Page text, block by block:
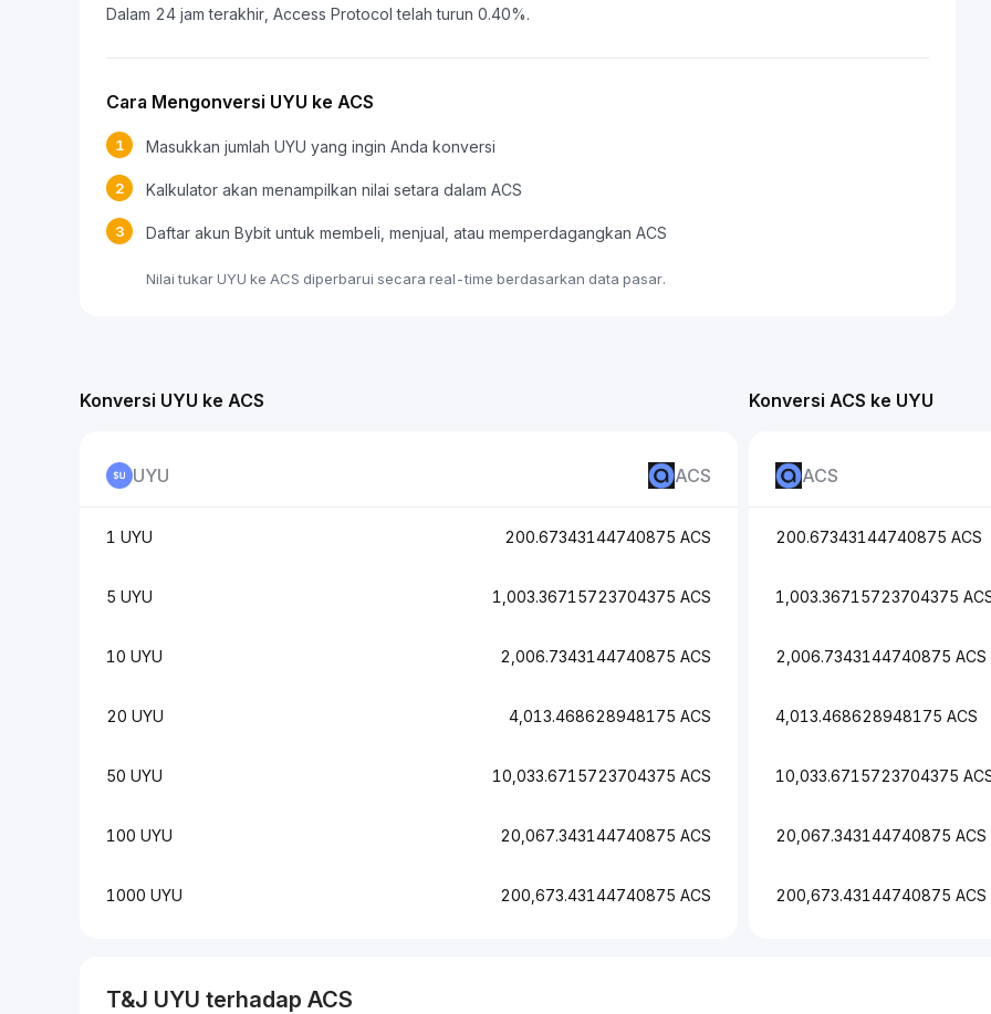
Dalam 24 jam terakhir, Access Protocol telah turun 0.40%.
Cara Mengonversi UYU ke ACS
1 Masukkan jumlah UYU yang ingin Anda konversi
2 Kalkulator akan menampilkan nilai setara dalam ACS
3 Daftar akun Bybit untuk membeli, menjual, atau memperdagangkan ACS
Nilai tukar UYU ke ACS diperbarui secara real-time berdasarkan data pasar.
Konversi ACS ke UYU
ACS
200.67343144740875 ACS
1,003.36715723704375
2,006.7343144740875 ACS
4,013.468628948175 ACS
10,033.6715723704375
20,067.343144740875 ACS
200,673.43144740875 ACS
Konversi UYU ke ACS
UYU ACS
1 UYU 200.67343144740875 ACS
5 UYU 1,003.36715723704375 ACS
10 UYU 2,006.7343144740875 ACS
20 UYU 4,013.468628948175 ACS
50 UYU 10,033.6715723704375 ACS
100 UYU 20,067.343144740875 ACS
1000 UYU 200,673.43144740875 ACS
T&J UYU terhadap ACS